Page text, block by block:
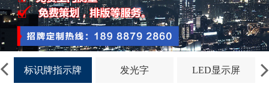
标识牌指示牌 发光字 LED显示屏